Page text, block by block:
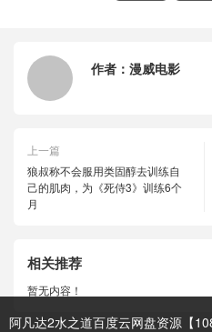
阿凡达2水之道百度云网盘资源【
作者： 漫威电影
上一篇
狼叔称不会服用类固醇去训练自
己的肌肉，为《死侍3》训练6个
月
相关推荐
暂无内容！